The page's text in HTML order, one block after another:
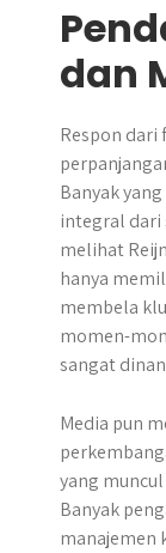
dan
Respon dari
Banyak
integral dari
melihat
hanya
membela
momen-
sangat
Media pun
yang
Banyak
manajemen